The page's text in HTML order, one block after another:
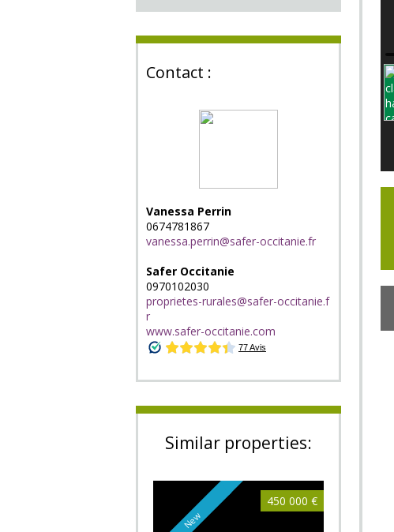
Contact :
Vanessa Perrin
0674781867
vanessa.perrin@safer-occitanie.fr
Safer Occitanie
0970102030
proprietes-rurales@safer-occitanie.f
r
www.safer-occitanie.com
Similar properties:
New
450 000 €